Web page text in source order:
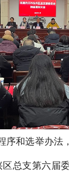
序和选举办法
总支第六届